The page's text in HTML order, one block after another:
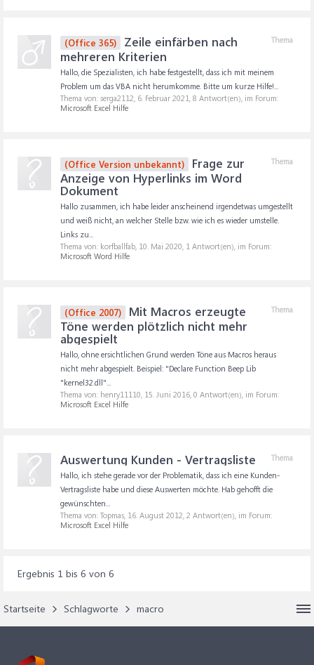
Thema
(Office 365)
Zeile einfärben nach
mehreren Kriterien
Hallo, die Spezialisten, ich habe festgestellt, dass ich mit meinem
Problem um das VBA nicht herumkomme. Bitte um kurze Hilfe!...
Thema von: serga2112, 6. Februar 2021, 8 Antwort(en), im Forum:
Microsoft Excel Hilfe
Thema
(Office Version unbekannt)
Frage zur
Anzeige von Hyperlinks im Word
Dokument
Hallo zusammen, ich habe leider anscheinend irgendetwas umgestellt
und weiß nicht, an welcher Stelle bzw. wie ich es wieder umstelle.
Links zu...
Thema von: korfballfab, 10. Mai 2020, 1 Antwort(en), im Forum:
Microsoft Word Hilfe
Thema
(Office 2007)
Mit Macros erzeugte
Töne werden plötzlich nicht mehr
abgespielt
Hallo, ohne ersichtlichen Grund werden Töne aus Macros heraus
nicht mehr abgespielt. Beispiel: "Declare Function Beep Lib
"kernel32.dll"...
Thema von: henry11110, 15. Juni 2016, 0 Antwort(en), im Forum:
Microsoft Excel Hilfe
Thema
Auswertung Kunden - Vertragsliste
Hallo, ich stehe gerade vor der Problematik, dass ich eine Kunden-
Vertragsliste habe und diese Auswerten möchte. Hab gehofft die
gewünschten...
Thema von: Topmas, 16. August 2012, 2 Antwort(en), im Forum:
Microsoft Excel Hilfe
Ergebnis 1 bis 6 von 6
Startseite Schlagworte macro